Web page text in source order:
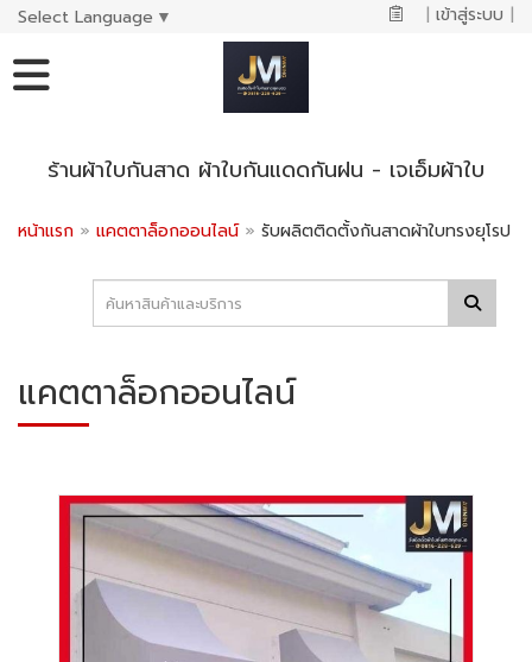
Select Language ▼ | เข้าสู่ระบบ |
ร้านผ้าใบกันสาด ผ้าใบกันแดดกันฝน - เจเอ็มผ้าใบ
หน้าแรก » แคตตาล็อกออนไลน์ » รับผลิตติดตั้งกันสาดผ้าใบทรงยุโรป
แคตตาล็อกออนไลน์